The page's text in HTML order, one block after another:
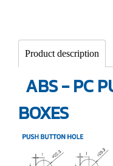
Product description
ABS - PC
BOXES